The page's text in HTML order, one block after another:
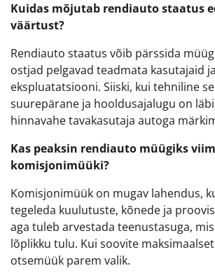
Kuidas mõjutab rendiauto staatus
väärtust?
Rendiauto staatus võib pärssida
ostjad pelgavad teadmata kasutajaid
ekspluatatsiooni. Siiski, kui tehniline
suurepärane ja hooldusajalugu on
hinnavahe tavakasutaja autoga
Kas peaksin rendiauto müügiks
komisjonimüüki?
Komisjonimüük on mugav lahendus,
tegeleda kuulutuste, kõnede ja
aga tuleb arvestada teenustasuga,
lõplikku tulu. Kui soovite
otsemüük parem valik.